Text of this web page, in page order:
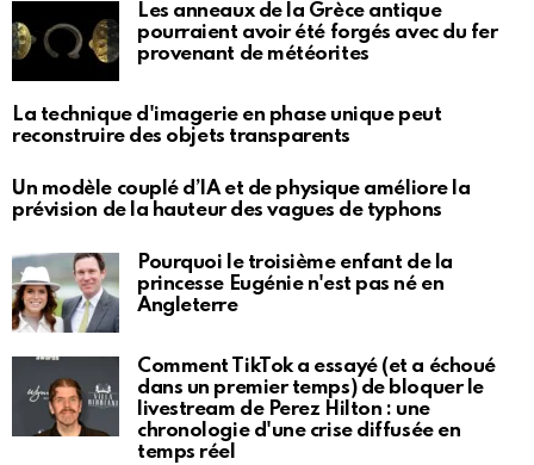
Les anneaux de la Grèce antique
pourraient avoir été forgés avec du fer
provenant de météorites
La technique d'imagerie en phase unique peut
reconstruire des objets transparents
Un modèle couplé d’IA et de physique améliore la
prévision de la hauteur des vagues de typhons
Pourquoi le troisième enfant de la
princesse Eugénie n'est pas né en
Angleterre
Comment TikTok a essayé (et a échoué
dans un premier temps) de bloquer le
livestream de Perez Hilton : une
chronologie d'une crise diffusée en
temps réel